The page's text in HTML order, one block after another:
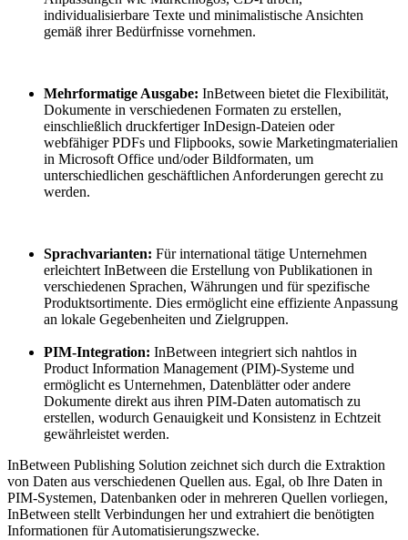
individualisierbare Texte und minimalistische Ansichten
gemäß ihrer Bedürfnisse vornehmen.
Mehrformatige Ausgabe: InBetween bietet die Flexibilität,
Dokumente in verschiedenen Formaten zu erstellen,
einschließlich druckfertiger InDesign-Dateien oder
webfähiger PDFs und Flipbooks, sowie Marketingmaterialien
in Microsoft Office und/oder Bildformaten, um
unterschiedlichen geschäftlichen Anforderungen gerecht zu
werden.
Sprachvarianten: Für international tätige Unternehmen
erleichtert InBetween die Erstellung von Publikationen in
verschiedenen Sprachen, Währungen und für spezifische
Produktsortimente. Dies ermöglicht eine effiziente Anpassung
an lokale Gegebenheiten und Zielgruppen.
PIM-Integration: InBetween integriert sich nahtlos in
Product Information Management (PIM)-Systeme und
ermöglicht es Unternehmen, Datenblätter oder andere
Dokumente direkt aus ihren PIM-Daten automatisch zu
erstellen, wodurch Genauigkeit und Konsistenz in Echtzeit
gewährleistet werden.
InBetween Publishing Solution zeichnet sich durch die Extraktion
von Daten aus verschiedenen Quellen aus. Egal, ob Ihre Daten in
PIM-Systemen, Datenbanken oder in mehreren Quellen vorliegen,
InBetween stellt Verbindungen her und extrahiert die benötigten
Informationen für Automatisierungszwecke.